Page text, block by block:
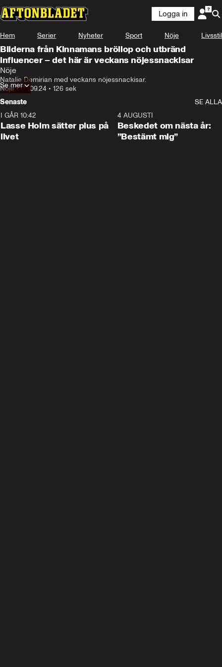
Logga in
Hem Serier Nyheter Sport Nöje Livsstil
Bilderna från Kinnamans bröllop och utbränd
influencer – det här är veckans nöjessnackisar
Nöje
Natalie Demirian med veckans nöjessnackisar.
Nöje•03.09.24 • 126 sek
Se mer
Senaste
SE ALLA
I GÅR 10:42
Lasse Holm sätter plus på
livet
4 AUGUSTI
Beskedet om nästa år:
”Bestämt mig”